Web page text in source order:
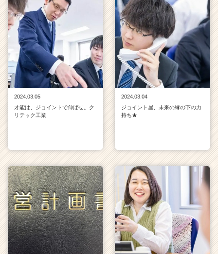
2024.03.05
才能は、ジョイントで伸ばせ。ク
リテック工業
2024.03.04
ジョイント屋、未来の縁の下の力
持ち★